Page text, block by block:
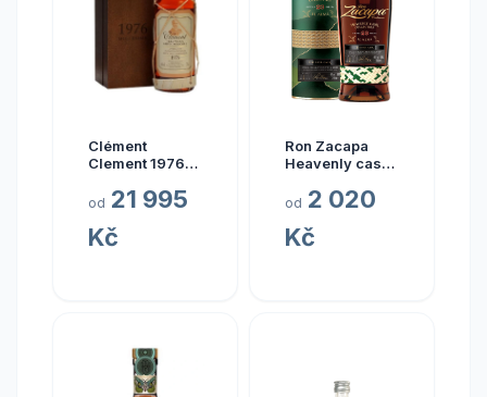
Clément
Clement 1976
od 21 995
Kč
Ron Zacapa
Heavenly cask
Alma 23y 40%
od 2 020
Kč